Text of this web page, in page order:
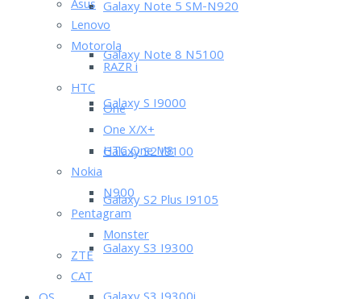
Galaxy Note 5 SM-N920
Galaxy Note 8 N5100
Galaxy S I9000
Galaxy S2 I9100
Galaxy S2 Plus I9105
Galaxy S3 I9300
Asus
Lenovo
Motorola
RAZR i
HTC
One
One X/X+
HTC One M8
Nokia
N900
Pentagram
Monster
ZTE
CAT